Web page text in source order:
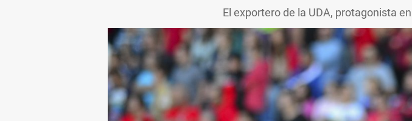
El exportero de la UDA, protagonista